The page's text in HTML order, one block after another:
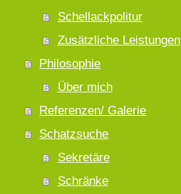
Schellackpolitur
Zusätzliche Leistungen
Philosophie
Über mich
Referenzen/ Galerie
Schatzsuche
Sekretäre
Schränke